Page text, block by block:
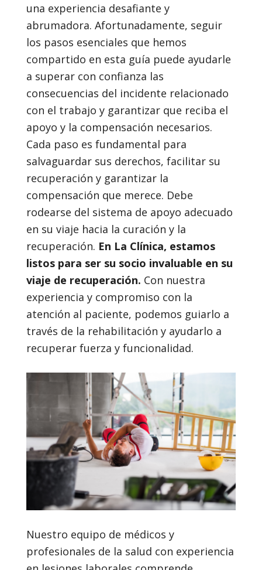
una experiencia desafiante y
abrumadora. Afortunadamente, seguir
los pasos esenciales que hemos
compartido en esta guía puede ayudarle
a superar con confianza las
consecuencias del incidente relacionado
con el trabajo y garantizar que reciba el
apoyo y la compensación necesarios.
Cada paso es fundamental para
salvaguardar sus derechos, facilitar su
recuperación y garantizar la
compensación que merece. Debe
rodearse del sistema de apoyo adecuado
en su viaje hacia la curación y la
recuperación. En La Clínica, estamos
listos para ser su socio invaluable en su
viaje de recuperación. Con nuestra
experiencia y compromiso con la
atención al paciente, podemos guiarlo a
través de la rehabilitación y ayudarlo a
recuperar fuerza y funcionalidad.
Nuestro equipo de médicos y
profesionales de la salud con experiencia